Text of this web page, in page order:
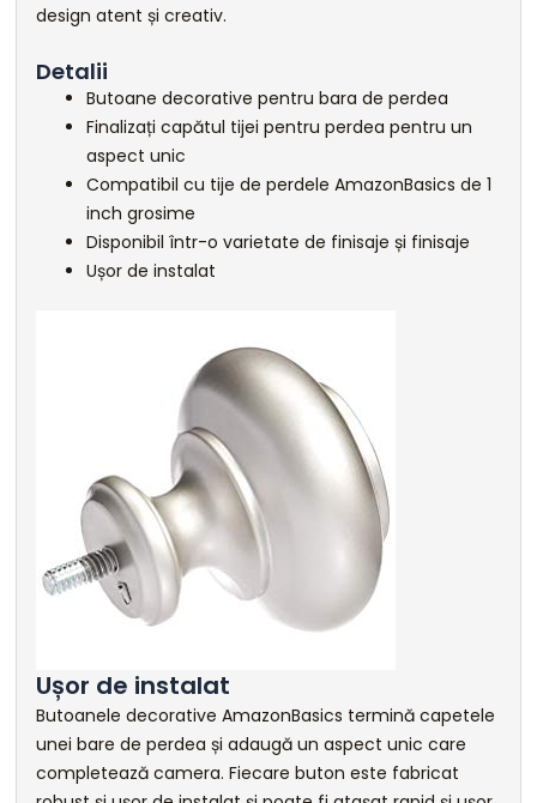
design atent și creativ.
Detalii
Butoane decorative pentru bara de perdea
Finalizați capătul tijei pentru perdea pentru un
aspect unic
Compatibil cu tije de perdele AmazonBasics de 1
inch grosime
Disponibil într-o varietate de finisaje și finisaje
Ușor de instalat
Ușor de instalat
Butoanele decorative AmazonBasics termină capetele
unei bare de perdea și adaugă un aspect unic care
completează camera. Fiecare buton este fabricat